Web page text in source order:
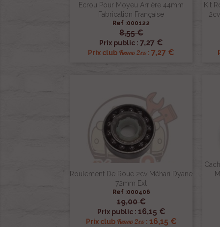
Ecrou Pour Moyeu Arrière 44mm
Fabrication Française
Ref :000122
8,55 €
Prix public : 7,27 €
Prix club Renov 2cv : 7,27 €
 Aperçu rapide
Kit
Roulement De Roue 2cv Méhari Dyane
72mm Ext
Ref :000406
19,00 €
Prix public : 16,15 €
Prix club Renov 2cv: 16,15 €
 Aperçu rapide